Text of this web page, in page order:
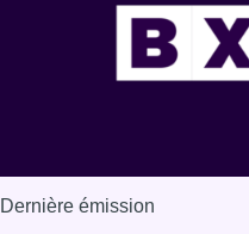
Dernière émission